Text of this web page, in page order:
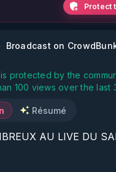
Protect
Broadcast on
protected by the
100 views over the last
Résumé
AU LIVE DU
: